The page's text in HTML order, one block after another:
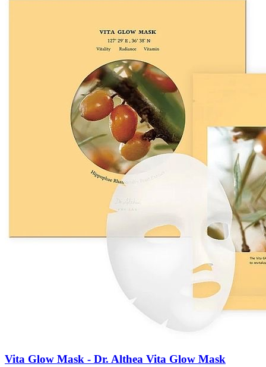
Vita Glow Mask - Dr. Althea Vita Glow Mask